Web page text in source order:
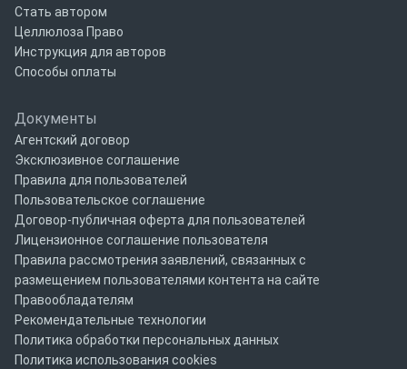
Стать автором
Целлюлоза Право
Инструкция для авторов
Способы оплаты
Документы
Агентский договор
Эксклюзивное соглашение
Правила для пользователей
Пользовательское соглашение
Договор-публичная оферта для пользователей
Лицензионное соглашение пользователя
Правила рассмотрения заявлений, связанных с
размещением пользователями контента на сайте
Правообладателям
Рекомендательные технологии
Политика обработки персональных данных
Политика использования cookies